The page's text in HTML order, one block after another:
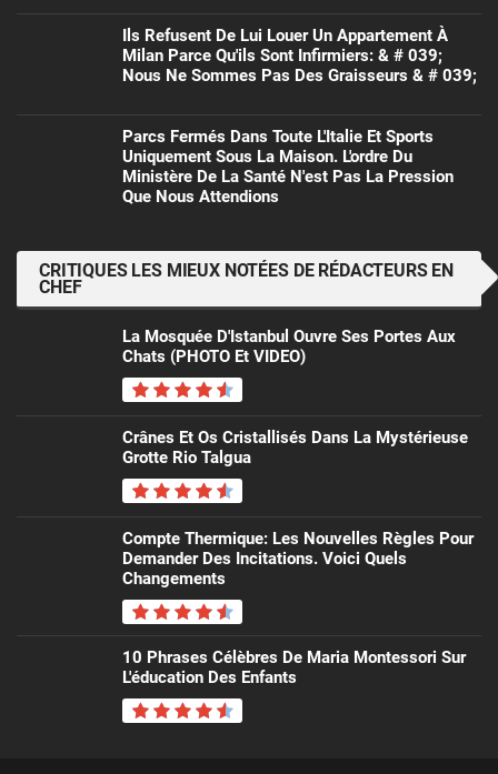
Ils Refusent De Lui Louer Un Appartement À
Milan Parce Qu'ils Sont Infirmiers: & # 039;
Nous Ne Sommes Pas Des Graisseurs & # 039;
Parcs Fermés Dans Toute L'Italie Et Sports
Uniquement Sous La Maison. L'ordre Du
Ministère De La Santé N'est Pas La Pression
Que Nous Attendions
CRITIQUES LES MIEUX NOTÉES DE RÉDACTEURS EN
CHEF
La Mosquée D'Istanbul Ouvre Ses Portes Aux
Chats (PHOTO Et VIDEO)
Crânes Et Os Cristallisés Dans La Mystérieuse
Grotte Rio Talgua
Compte Thermique: Les Nouvelles Règles Pour
Demander Des Incitations. Voici Quels
Changements
10 Phrases Célèbres De Maria Montessori Sur
L'éducation Des Enfants